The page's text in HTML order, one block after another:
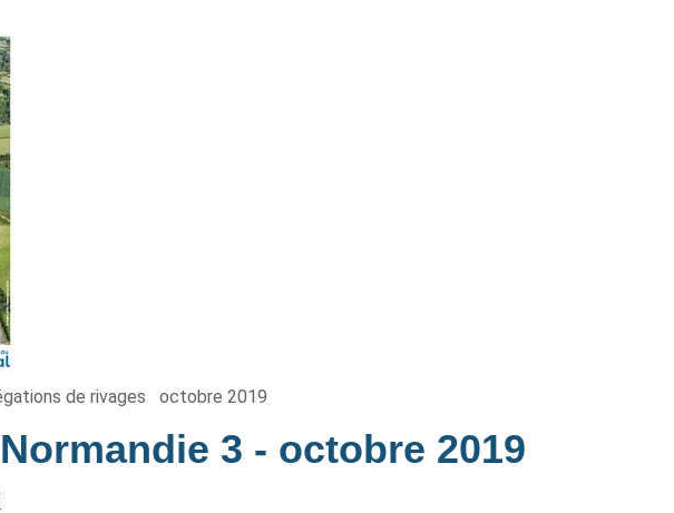
de rivages octobre 2019
3 - octobre 2019